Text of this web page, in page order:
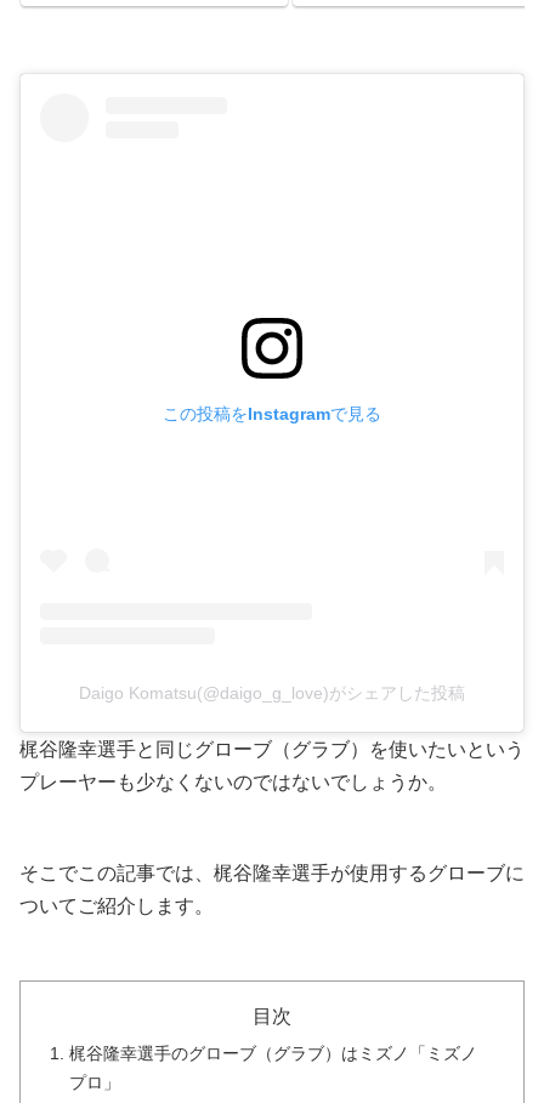
この投稿をInstagramで見る
Daigo Komatsu(@daigo_g_love)がシェアした投稿
梶谷隆幸選手と同じグローブ（グラブ）を使いたいという
プレーヤーも少なくないのではないでしょうか。
そこでこの記事では、梶谷隆幸選手が使用するグローブに
ついてご紹介します。
目次
梶谷隆幸選手のグローブ（グラブ）はミズノ「ミズノ
プロ」